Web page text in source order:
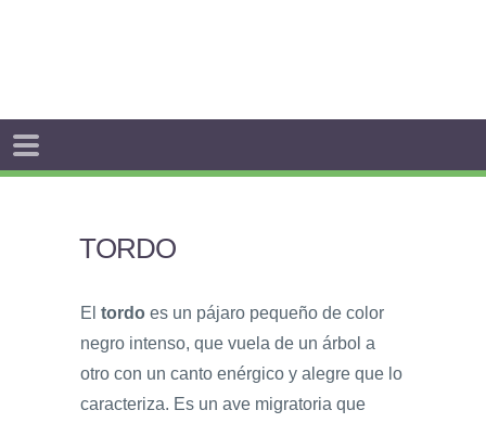
TORDO
El tordo es un pájaro pequeño de color
negro intenso, que vuela de un árbol a
otro con un canto enérgico y alegre que lo
caracteriza. Es un ave migratoria que